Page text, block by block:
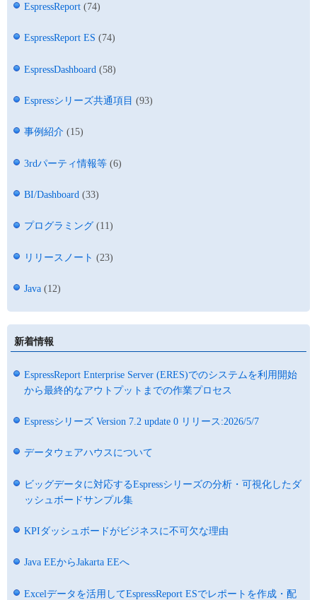
EspressReport (74)
EspressReport ES (74)
EspressDashboard (58)
Espressシリーズ共通項目 (93)
事例紹介 (15)
3rdパーティ情報等 (6)
BI/Dashboard (33)
プログラミング (11)
リリースノート (23)
Java (12)
新着情報
EspressReport Enterprise Server (ERES)でのシステムを利用開始
から最終的なアウトプットまでの作業プロセス
Espressシリーズ Version 7.2 update 0 リリース:2026/5/7
データウェアハウスについて
ビッグデータに対応するEspressシリーズの分析・可視化したダ
ッシュボードサンプル集
KPIダッシュボードがビジネスに不可欠な理由
Java EEからJakarta EEへ
Excelデータを活用してEspressReport ESでレポートを作成・配